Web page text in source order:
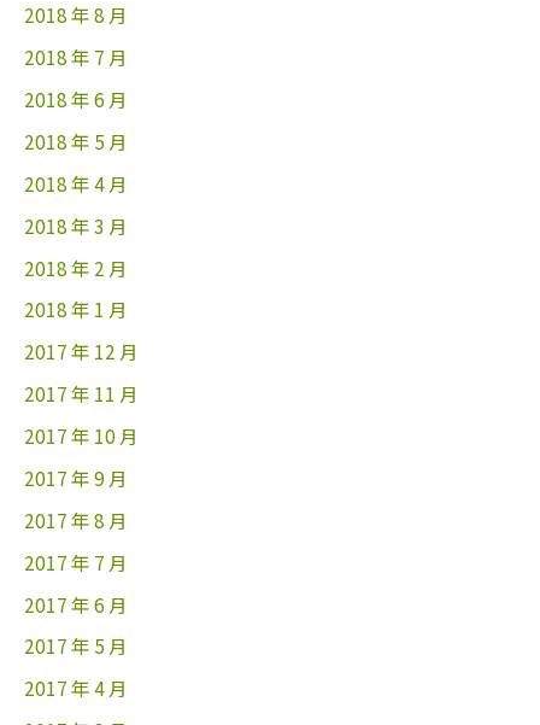
2018 年 8 月
2018 年 7 月
2018 年 6 月
2018 年 5 月
2018 年 4 月
2018 年 3 月
2018 年 2 月
2018 年 1 月
2017 年 12 月
2017 年 11 月
2017 年 10 月
2017 年 9 月
2017 年 8 月
2017 年 7 月
2017 年 6 月
2017 年 5 月
2017 年 4 月